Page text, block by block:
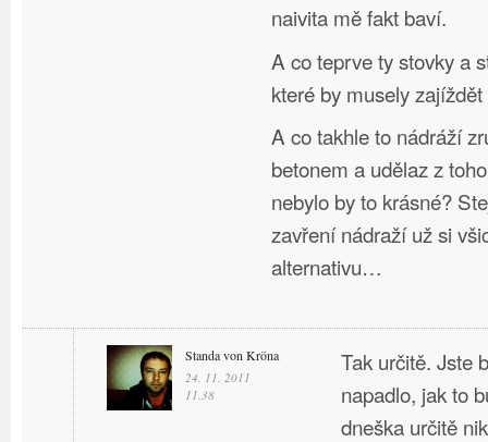
naivita mě fakt baví.
A co teprve ty stovky a
které by musely
A co takhle to nádráží
betonem a udělaz z
nebylo by to krásné?
zavření nádraží už si
alternativu…
Standa von Kröna
24. 11. 2011
11.38
Tak určitě. Jste
napadlo, jak to
dneška určitě